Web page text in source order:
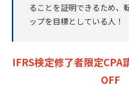
ることを証明できるため、
ップを目標としている人！
IFRS検定修了者限定CPA
OFF